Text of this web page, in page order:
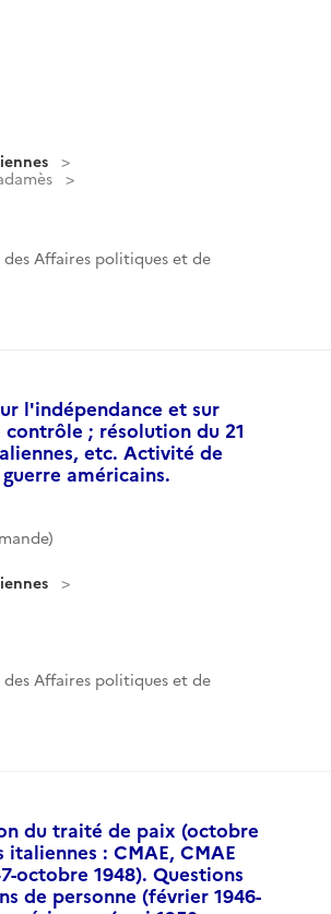
Affaires politiques et de
l'indépendance et sur
; résolution du 21
etc. Activité de
américains.
Affaires politiques et de
du traité de paix (octobre
: CMAE, CMAE
octobre 1948). Questions
de personne (février 1946-